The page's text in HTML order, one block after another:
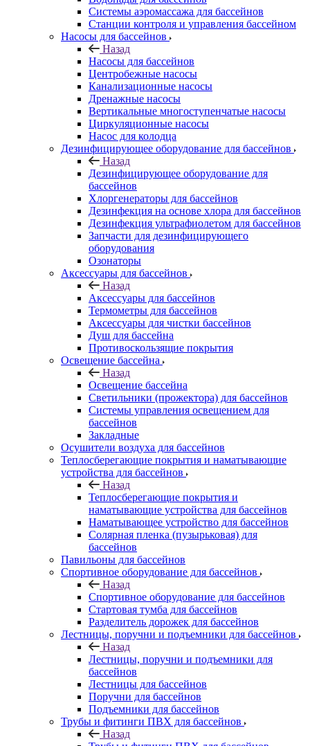
Системы аэромассажа для бассейнов
Станции контроля и управления бассейном
Насосы для бассейнов
Назад
Насосы для бассейнов
Центробежные насосы
Канализационные насосы
Дренажные насосы
Вертикальные многоступенчатые насосы
Циркуляционные насосы
Насос для колодца
Дезинфицирующее оборудование для бассейнов
Назад
Дезинфицирующее оборудование для
бассейнов
Хлоргенераторы для бассейнов
Дезинфекция на основе хлора для бассейнов
Дезинфекция ультрафиолетом для бассейнов
Запчасти для дезинфицирующего
оборудования
Озонаторы
Аксессуары для бассейнов
Назад
Аксессуары для бассейнов
Термометры для бассейнов
Аксессуары для чистки бассейнов
Душ для бассейна
Противоскользящие покрытия
Освещение бассейна
Назад
Освещение бассейна
Светильники (прожектора) для бассейнов
Системы управления освещением для
бассейнов
Закладные
Осушители воздуха для бассейнов
Теплосберегающие покрытия и наматывающие
устройства для бассейнов
Назад
Теплосберегающие покрытия и
наматывающие устройства для бассейнов
Наматывающее устройство для бассейнов
Солярная пленка (пузырьковая) для
бассейнов
Павильоны для бассейнов
Спортивное оборудование для бассейнов
Назад
Спортивное оборудование для бассейнов
Стартовая тумба для бассейнов
Разделитель дорожек для бассейнов
Лестницы, поручни и подъемники для бассейнов
Назад
Лестницы, поручни и подъемники для
бассейнов
Лестницы для бассейнов
Поручни для бассейнов
Подъемники для бассейнов
Трубы и фитинги ПВХ для бассейнов
Назад